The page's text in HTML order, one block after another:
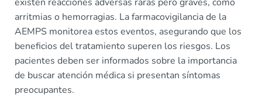
arritmias o hemorragias. La farmacovigilancia de la
AEMPS monitorea estos eventos, asegurando que los
beneficios del tratamiento superen los riesgos. Los
pacientes deben ser informados sobre la importancia
de buscar atención médica si presentan síntomas
preocupantes.